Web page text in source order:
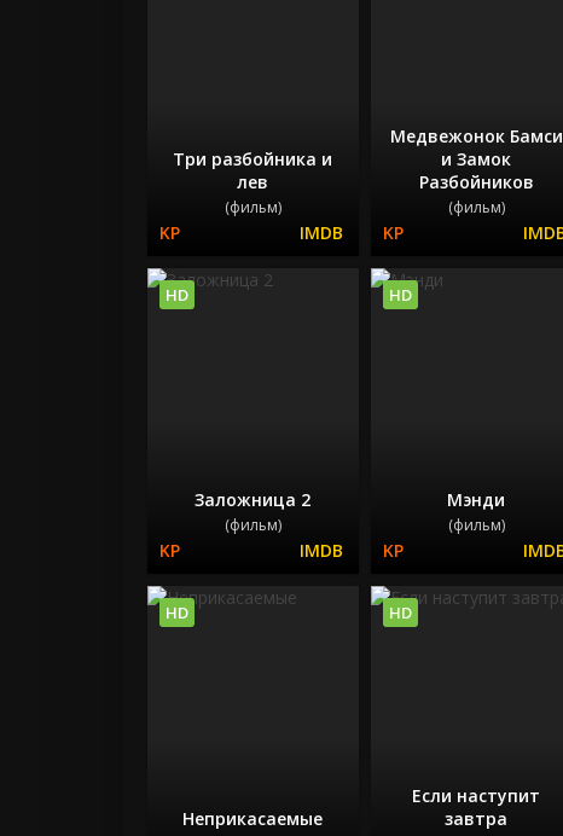
Три разбойника и
лев
(фильм)
Медвежонок Бамси
и Замок
Разбойников
(фильм)
Заложница 2
(фильм)
HD
Мэнди
(фильм)
HD
Неприкасаемые
HD
Если наступит
завтра
HD